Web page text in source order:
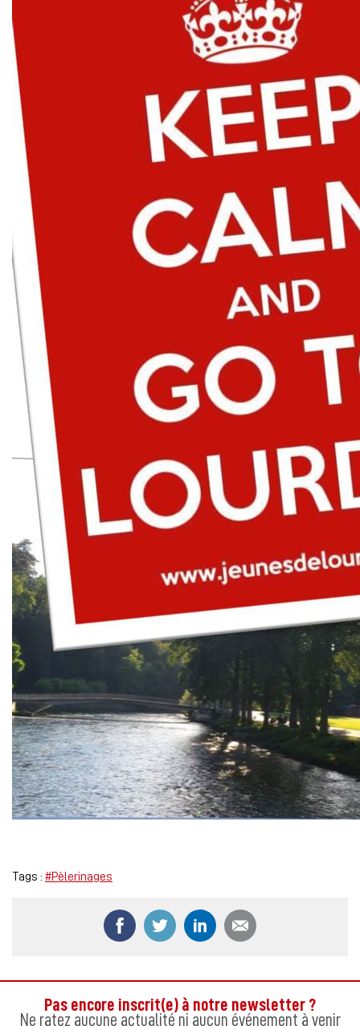
Tags : #Pèlerinages
Partager ce contenu sur Facebook
Partager ce contenu sur Twitter
Partager ce contenu
Pas encore inscrit(e) à notre newsletter ?
Ne ratez aucune actualité ni aucun événement à venir